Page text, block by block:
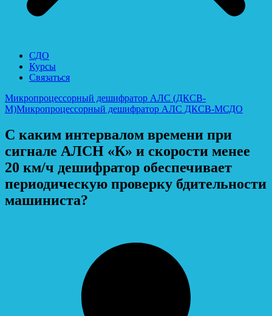
СДО
Курсы
Связаться
Микропроцессорный дешифратор АЛС (ДКСВ-
М)Микропроцессорный дешифратор АЛС ДКСВ-МСДО
С каким интервалом времени при
сигнале АЛСН «К» и скорости менее
20 км/ч дешифратор обеспечивает
периодическую проверку бдительности
машиниста?